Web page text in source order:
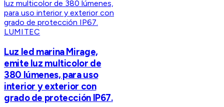
LUMITEC
Luz led marina Mirage,
emite luz multicolor de
380 lúmenes, para uso
interior y exterior con
grado de protección IP67.